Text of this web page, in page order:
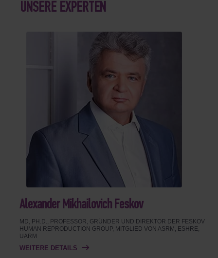
UNSERE EXPERTEN
Alexander Mikhailovich Feskov
MD, PH.D., PROFESSOR, GRÜNDER UND DIREKTOR DER FESKOV
HUMAN REPRODUCTION GROUP, MITGLIED VON ASRM, ESHRE,
UARM
WEITERE DETAILS